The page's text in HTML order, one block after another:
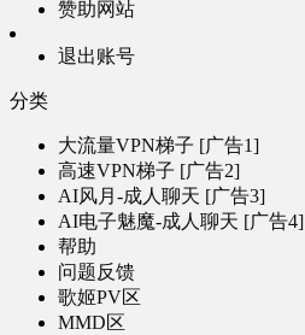
赞助网站
退出账号
分类
大流量VPN梯子 [广告1]
高速VPN梯子 [广告2]
AI风月-成人聊天 [广告3]
AI电子魅魔-成人聊天 [广告4]
帮助
问题反馈
歌姬PV区
MMD区